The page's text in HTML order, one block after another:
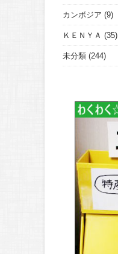
カンボジア (9)
ＫＥＮＹＡ (35)
未分類 (244)